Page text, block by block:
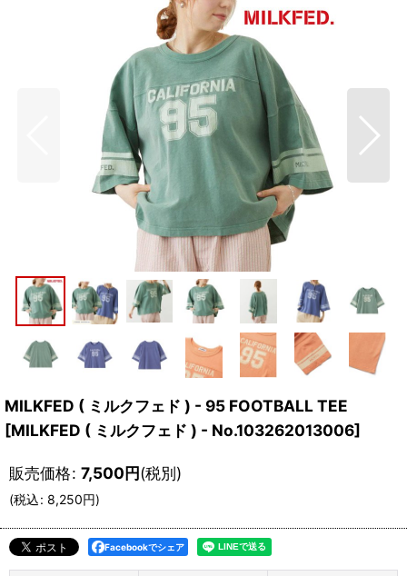
MILKFED ( ミルクフェド ) - 95 FOOTBALL TEE
[MILKFED ( ミルクフェド ) - No.103262013006]
販売価格: 7,500円(税別)
(税込: 8,250円)
Facebookでシェア